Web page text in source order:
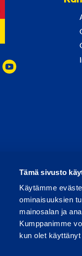
Tämä sivusto
Käytämme
ominaisuuksien
mainosalan ja
Kumppanimme
kun olet
Terms of use Privacy